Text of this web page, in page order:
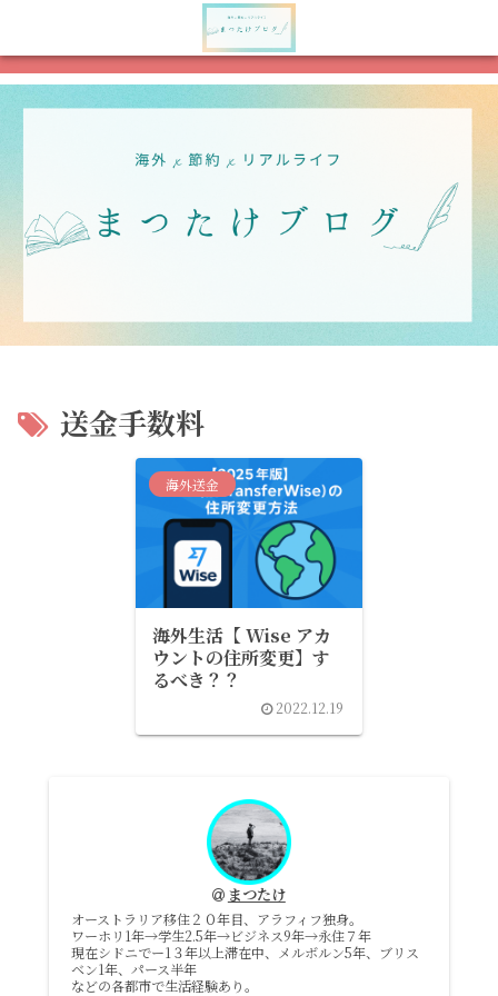
送金手数料
海外送金
海外生活【 Wise アカ
ウントの住所変更】す
るべき？？
2022.12.19
まつたけ
オーストラリア移住２０年目、アラフィフ独身。
ワーホリ1年→学生2.5年→ビジネス9年→永住７年
現在シドニでー1３年以上滞在中、メルボルン5年、ブリス
ベン1年、パース半年
などの各都市で生活経験あり。